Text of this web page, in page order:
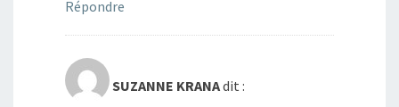
Répondre
SUZANNE KRANAdit :